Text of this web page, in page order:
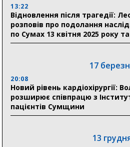
людям
11:00
Артем Кобзар вручив родинам
19:38
Сумська клінічна лікарня
здобула головну відзнаку в
13:22
Відновлення після трагедії:
розповів про подолання
по Сумах 13 квітня 2025 року
17
20:08
Новий рівень кардіохірургії:
розширює співпрацю з
пацієнтів Сумщини
13